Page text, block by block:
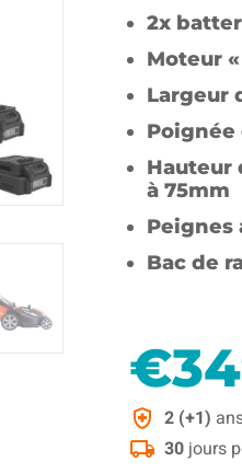
2x
Moteur
Largeur
Hauteur
à 75mm
Peignes
Bac de
€
2 (+1)
30jours